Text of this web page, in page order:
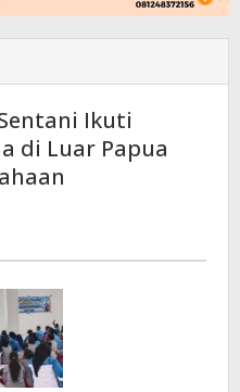
Ikuti
di Luar Papua